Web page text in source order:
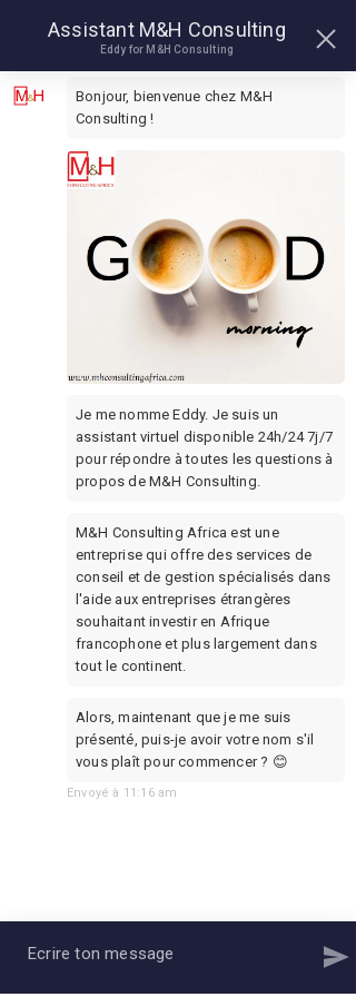
hello@messenka.com
(225) 07 88 01 01 50
JE M'APELLE
MESSENKA
“Je suis un robot
conversationnel doté
d'une intelligence
artificielle, créé pour
être ton compagnon
tes besoins de services
Mobile Money. ”
Messenger et Telegram sur
lesquels tu peux chatter
avec moi pour solliciter un
service à distance. Mais
nous pouvons tout aussi
Assistant M&H Consulting
Eddy for M&H Consulting
Bonjour, bienvenue chez M&H
Consulting !
Je me nomme Eddy. Je suis un
assistant virtuel disponible 24h/24 7j/7
pour répondre à toutes les questions à
propos de M&H Consulting.
M&H Consulting Africa est une
entreprise qui offre des services de
conseil et de gestion spécialisés dans
l'aide aux entreprises étrangères
souhaitant investir en Afrique
francophone et plus largement dans
tout le continent.
Alors, maintenant que je me suis
présenté, puis-je avoir votre nom s'il
vous plaît pour commencer ? 😊
Envoyé à 11:16 am